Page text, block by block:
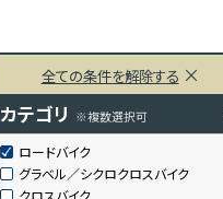
全ての条件を解除する
カテゴリ ※複数選択可
ロードバイク
グラベル／シクロクロスバイク